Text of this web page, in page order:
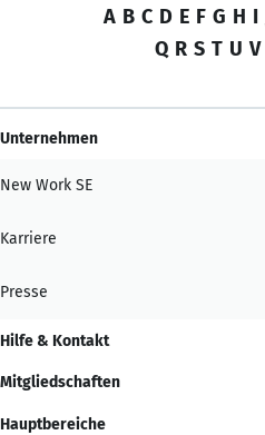
A B C D E F G H I
Q R S T U V
Unternehmen
New Work SE
Karriere
Presse
Hilfe & Kontakt
Mitgliedschaften
Hauptbereiche